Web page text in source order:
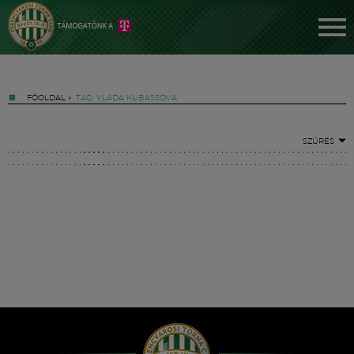
FŐOLDAL » TAG: VLADA KUBASSOVA
SZŰRÉS
Hírek